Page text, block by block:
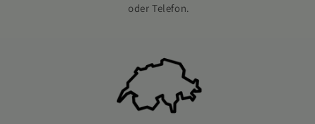
oder Telefon.